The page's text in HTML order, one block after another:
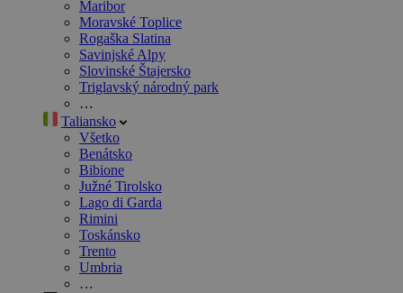
Maribor
Moravské Toplice
Rogaška Slatina
Savinjské Alpy
Slovinské Štajersko
Triglavský národný park
…
Taliansko
Všetko
Benátsko
Bibione
Južné Tirolsko
Lago di Garda
Rimini
Toskánsko
Trento
Umbria
…